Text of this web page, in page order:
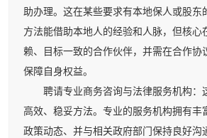
助办理。这在某些要求有本地保人或股东
方法能借助本地人的经验和人脉，但核心
赖、目标一致的合作伙伴，并需在合作协
保障自身权益。
聘请专业商务咨询与法律服务机构：
高效、稳妥方法。专业的服务机构拥有丰
政策动态、并与相关政府部门保持良好沟